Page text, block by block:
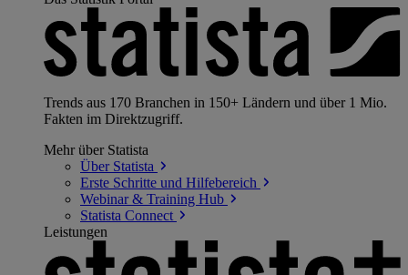
Trends aus 170 Branchen in 150+ Ländern und über 1 Mio.
Fakten im Direktzugriff.
Mehr über Statista
Über Statista
Erste Schritte und Hilfebereich
Webinar & Training Hub
Statista Connect
Leistungen